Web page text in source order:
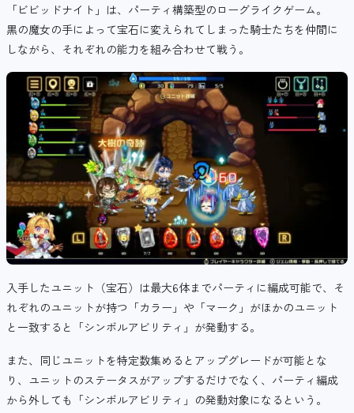
「ビビッドナイト」は、 パーティ構築型のローグライクゲーム。
黒の魔女の手によって宝石に変えられてしまった騎士たちを仲間に
しながら、それぞれの能力を組み合わせて戦う。
入手したユニット（宝石）は最大6体までパーティに編成可能で、そ
れぞれのユニットが持つ「カラー」や「マーク」がほかのユニット
と一致すると「シンボルアビリティ」が発動する。
また、同じユニットを特定数集めるとアップグレードが可能とな
り、ユニットのステータスがアップするだけでなく、パーティ編成
から外しても「シンボルアビリティ」の発動対象になるという。